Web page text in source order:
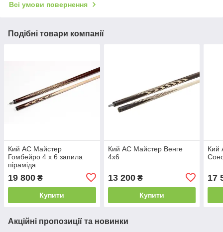
Всі умови повернення
Подібні товари компанії
Кий АС Майстер
Гомбейро 4 х 6 запила
піраміда
19 800 ₴
Купити
Кий АС Майстер Венге
4х6
13 200₴
Купити
Кий
17
Акційні пропозиції та новинки